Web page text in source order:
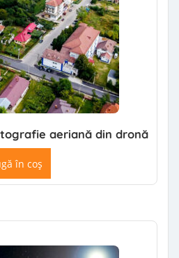
aeriană din dronă
10.00 €.
în coș